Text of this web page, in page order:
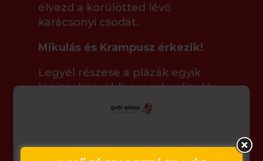
élvezd a körülötted lévő
karácsonyi csodát.
Mikulás és Krampusz érkezik!
Legyél részese a plázák egyik
legizgalmasabb eseményének!
Üdvözöld a Mikulást és
Krampuszt, akikkel személyesen
családi élményt!